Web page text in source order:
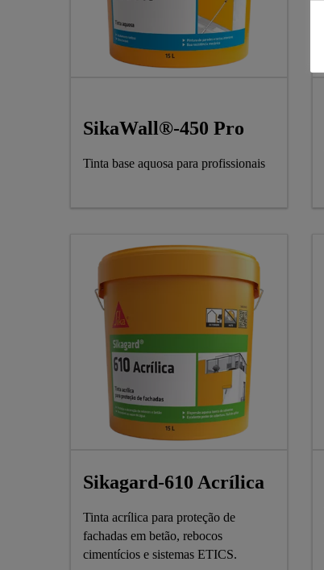
SikaWall®-450 Pro
Tinta base aquosa para profissionais
Sikagard-610 Acrílica
Tinta acrílica para proteção de
fachadas em betão, rebocos
cimentícios e sistemas ETICS.